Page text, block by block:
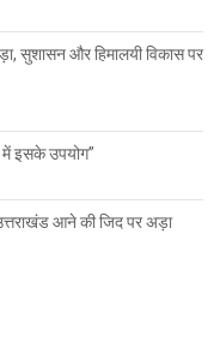
सुशासन और हिमालयी विकास पर
में इसके उपयोग”
आने की जिद पर अड़ा